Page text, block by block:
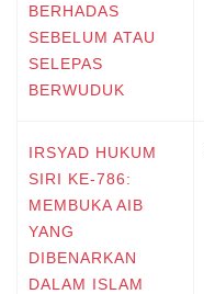
BERHADAS
SEBELUM ATAU
SELEPAS
BERWUDUK
IRSYAD HUKUM
SIRI KE-786:
MEMBUKA AIB
YANG
DIBENARKAN
DALAM ISLAM